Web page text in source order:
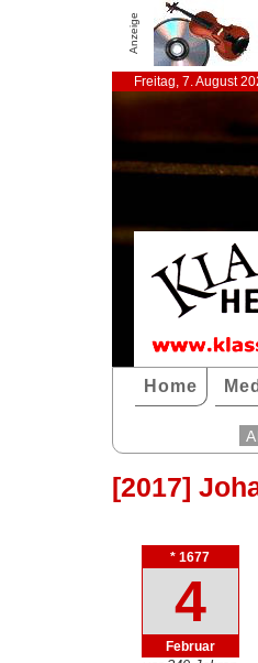
Anzeige
Freitag, 7. August
Home
[2017]
* 1677
4
Februar